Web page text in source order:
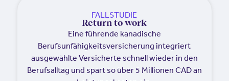
FALLSTUDIE
Return to work
Eine führende kanadische
Berufsunfähigkeitsversicherung integriert
ausgewählte Versicherte schnell wieder in den
Berufsalltag und spart so über 5 Millionen CAD an